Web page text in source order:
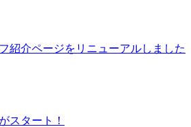
紹介ページをリニューアルしました
スタート！